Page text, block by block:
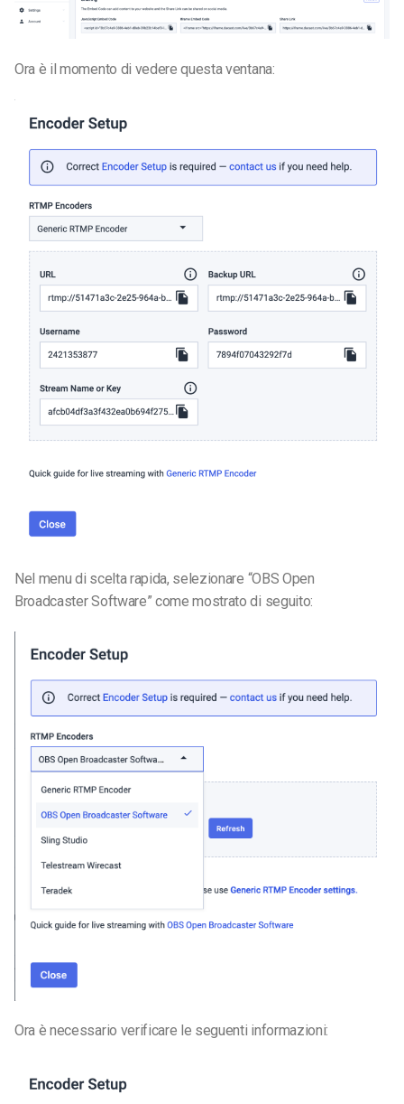
Ora è il momento di vedere questa ventana:
Nel menu di scelta rapida, selezionare “OBS Open
Broadcaster Software” come mostrato di seguito:
Ora è necessario verificare le seguenti informazioni: